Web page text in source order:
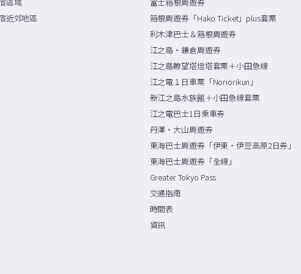
近郊地區
箱根周遊券「Hako Ticket」plus套票
利木津巴士＆箱根周遊券
江之島・鎌倉周遊券
江之島瞭望塔燈塔套票＋小田急線
江之電１日車票「Noriorikun」
新江之島水族館＋小田急線套票
江之電巴士1日乘車券
丹澤・大山周遊券
東海巴士周遊券「伊東・伊豆高原2日券」
東海巴士周遊券「全線」
Greater Tokyo Pass
交通指南
時間表
資訊